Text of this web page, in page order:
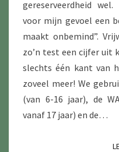
gereserveerdheid
voor mijn gevoel een
maakt onbemind”.
zo’n test een cijfer uit
slechts één kant van
zoveel meer! We
(van 6-16 jaar), de
vanaf 17 jaar) en de…